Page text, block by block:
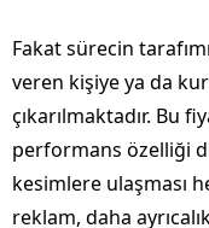
Fakat sürecin
veren kişiye ya da
çıkarılmaktadır. Bu
performans özelliği
kesimlere ulaşması
reklam, daha